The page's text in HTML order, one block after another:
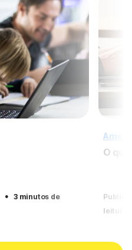
·
3 minutos de
O
leitura